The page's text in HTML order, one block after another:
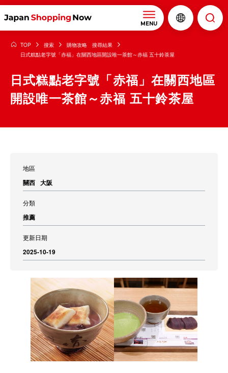
MENU
TOP 搜索
購物攻略 搜尋結果
日式糕點老字號「赤福」在關西地區開設唯一茶館～赤福 五十鈴茶屋
日式糕點老字號「赤福」在關西地區
開設唯一茶館～赤福 五十鈴茶屋
地區
關西 大阪
分類
推薦
更新日期
2025-10-19